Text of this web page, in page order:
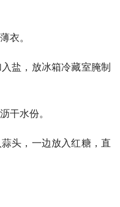
衣。
盐，放冰箱冷藏室腌制
干水份。
头，一边放入红糖，直